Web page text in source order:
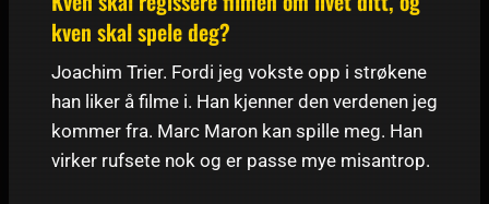
kven skal spele deg?
Joachim Trier. Fordi jeg vokste opp i strøkene
han liker å filme i. Han kjenner den verdenen jeg
kommer fra. Marc Maron kan spille meg. Han
virker rufsete nok og er passe mye misantrop.